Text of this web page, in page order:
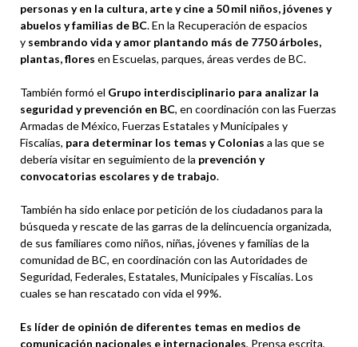
personas y en la cultura, arte y cine a 50 mil niños, jóvenes y
abuelos y familias de BC. En la Recuperación de espacios
y sembrando vida y amor plantando más de 7750 árboles,
plantas, flores en Escuelas, parques, áreas verdes de BC.
También formó el Grupo interdisciplinario para analizar la
seguridad y prevención en BC, en coordinación con las Fuerzas
Armadas de México, Fuerzas Estatales y Municipales y
Fiscalías, para determinar los temas y Colonias a las que se
debería visitar en seguimiento de la prevención y
convocatorias escolares y de trabajo.
También ha sido enlace por petición de los ciudadanos para la
búsqueda y rescate de las garras de la delincuencia organizada,
de sus familiares como niños, niñas, jóvenes y familias de la
comunidad de BC, en coordinación con las Autoridades de
Seguridad, Federales, Estatales, Municipales y Fiscalías. Los
cuales se han rescatado con vida el 99%.
Es líder de opinión de diferentes temas en medios de
comunicación nacionales e internacionales, Prensa escrita,